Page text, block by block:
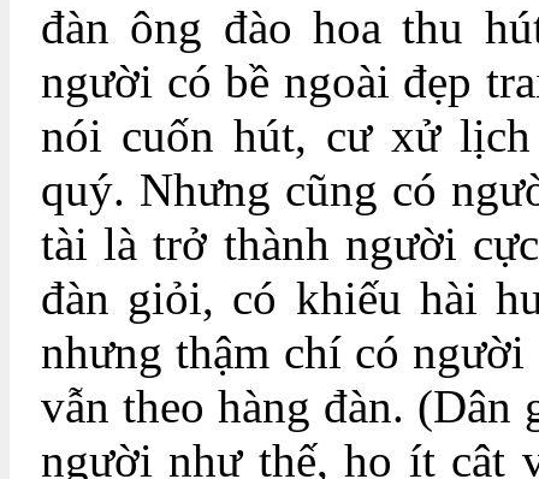
đàn ông đào hoa thu
người có bề ngoài đẹp
nói cuốn hút, cư xử lịch
quý. Nhưng cũng có
tài là trở thành người
đàn giỏi, có khiếu hài
nhưng thậm chí có
vẫn theo hàng đàn.
người như thế, họ ít cật